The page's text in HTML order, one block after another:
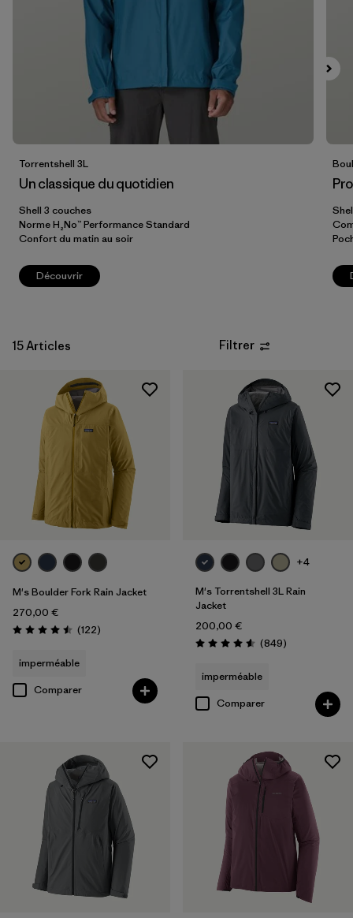
Filtrer par
Caractéristiques
Filtrer par
Tissu
Torrentshell 3L
Un classique du quotidien
Shell 3 couches
Norme H₂No™ Performance Standard
Confort du matin au soir
Découvrir
15 Articles Filtrer
M's Boulder Fork Rain Jacket
270,00 €
Évaluation: 4.5 / 5
(122Avis
)
imperméable
Comparer
+4
M's Torrentshell 3L Rain
Jacket
200,00 €
Évaluation: 4.6 / 5
(849Avis
)
imperméable
Comparer